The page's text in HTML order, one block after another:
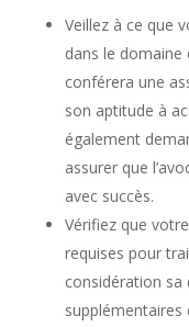
Veillez à ce que
dans le domaine
conférera une
son aptitude à
également
assurer que
avec succès.
Vérifiez que
requises pour
considération sa
supplémentaires